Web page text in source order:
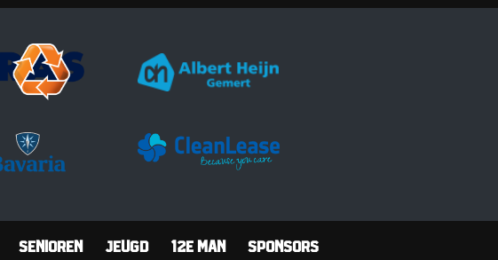
Senioren Jeugd 12e man Sponsors